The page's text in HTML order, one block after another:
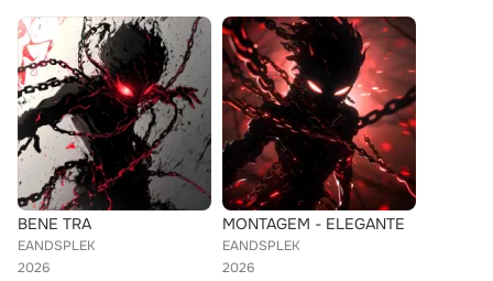
BENE TRA
EANDSPLEK
2026
MONTAGEM - ELEGANTE
EANDSPLEK
2026